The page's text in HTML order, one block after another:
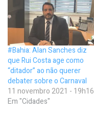
#Bahia: Alan Sanches diz
que Rui Costa age como
“ditador” ao não querer
debater sobre o Carnaval
11 novembro 2021 - 19h16
Em "Cidades"